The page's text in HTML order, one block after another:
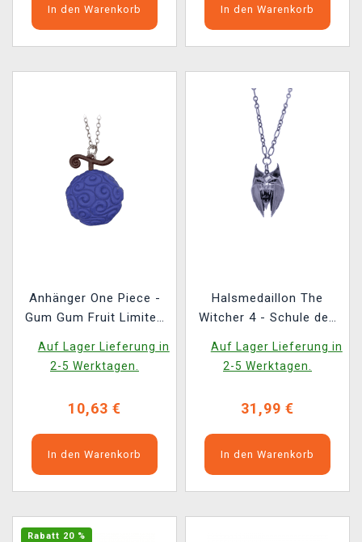
In den Warenkorb In den Warenkorb
Anhänger One Piece -
Gum Gum Fruit Limited
Auf Lager Lieferung in
2-5 Werktagen.
10,63 €
In den Warenkorb
Halsmedaillon The
Witcher 4 - Schule des
Auf Lager Lieferung in
2-5 Werktagen.
31,99 €
In den Warenkorb
Rabatt 20 %